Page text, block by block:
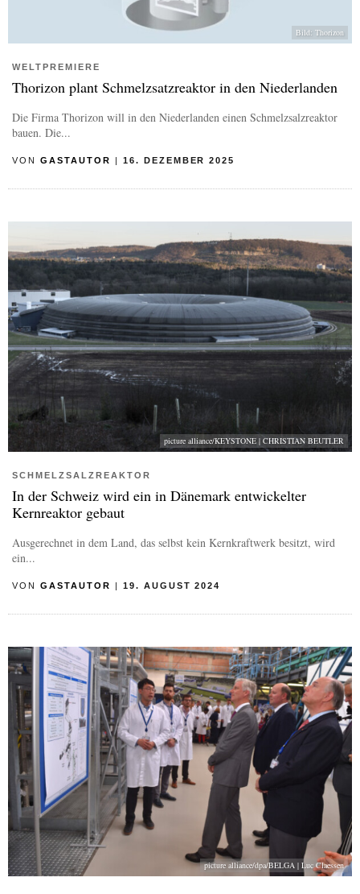
Bild: Thorizon
WELTPREMIERE
Thorizon plant Schmelzsatzreaktor in den Niederlanden
Die Firma Thorizon will in den Niederlanden einen Schmelzsalzreaktor
bauen. Die...
VON GASTAUTOR | 16. DEZEMBER 2025
picture alliance/KEYSTONE | CHRISTIAN BEUTLER
SCHMELZSALZREAKTOR
In der Schweiz wird ein in Dänemark entwickelter
Kernreaktor gebaut
Ausgerechnet in dem Land, das selbst kein Kernkraftwerk besitzt, wird
ein...
VON GASTAUTOR | 19. AUGUST 2024
picture alliance/dpa/BELGA | Luc Claessen